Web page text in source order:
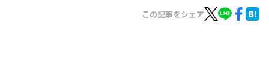
この記事をシェア